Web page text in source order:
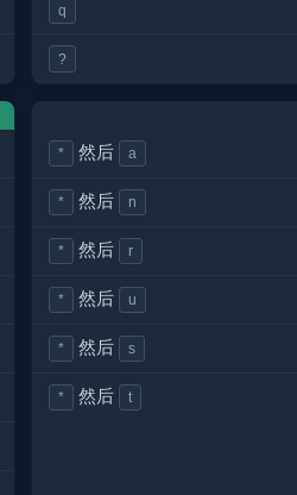
q
?
* 然后 a
* 然后 n
* 然后 r
* 然后 u
* 然后 s
* 然后 t